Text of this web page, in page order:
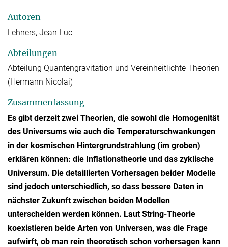
Autoren
Lehners, Jean-Luc
Abteilungen
Abteilung Quantengravitation und Vereinheitlichte Theorien
(Hermann Nicolai)
Zusammenfassung
Es gibt derzeit zwei Theorien, die sowohl die Homogenität
des Universums wie auch die Temperaturschwankungen
in der kosmischen Hintergrundstrahlung (im groben)
erklären können: die Inflationstheorie und das zyklische
Universum. Die detaillierten Vorhersagen beider Modelle
sind jedoch unterschiedlich, so dass bessere Daten in
nächster Zukunft zwischen beiden Modellen
unterscheiden werden können. Laut String-Theorie
koexistieren beide Arten von Universen, was die Frage
aufwirft, ob man rein theoretisch schon vorhersagen kann